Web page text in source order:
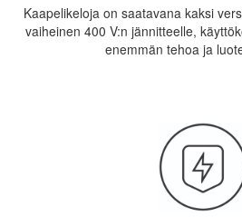
Kaapelikeloja on saatavana kaksi
vaiheinen 400 V:n jännitteelle,
enemmän tehoa ja